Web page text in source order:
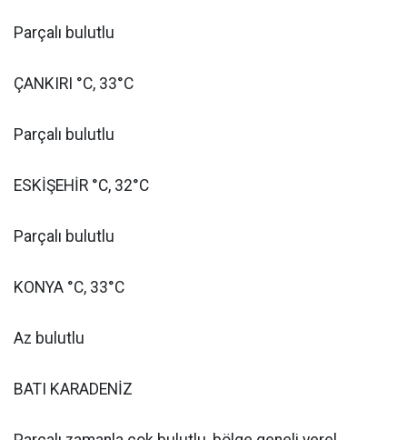
Parçalı bulutlu
ÇANKIRI °C, 33°C
Parçalı bulutlu
ESKİŞEHİR °C, 32°C
Parçalı bulutlu
KONYA °C, 33°C
Az bulutlu
BATI KARADENİZ